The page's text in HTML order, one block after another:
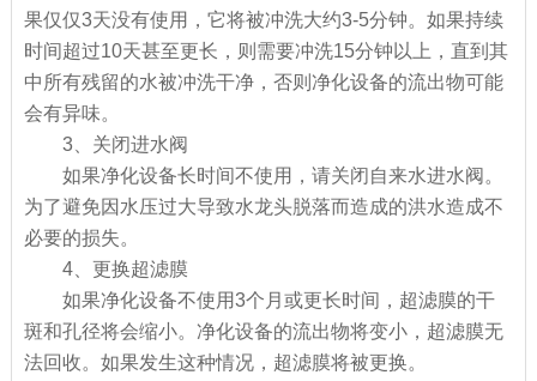
果仅仅3天没有使用，它将被冲洗大约3-5分钟。如果持续
时间超过10天甚至更长，则需要冲洗15分钟以上，直到其
中所有残留的水被冲洗干净，否则净化设备的流出物可能
会有异味。
3、关闭进水阀
如果净化设备长时间不使用，请关闭自来水进水阀。
为了避免因水压过大导致水龙头脱落而造成的洪水造成不
必要的损失。
4、更换超滤膜
如果净化设备不使用3个月或更长时间，超滤膜的干
斑和孔径将会缩小。净化设备的流出物将变小，超滤膜无
法回收。如果发生这种情况，超滤膜将被更换。